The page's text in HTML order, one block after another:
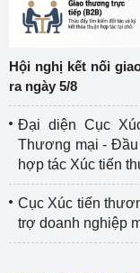
Hội nghị kết nối
ra ngày 5/8
Đại diện Cục
Thương mại - Đầu
hợp tác Xúc tiến
Cục Xúc tiến
trợ doanh nghiệp